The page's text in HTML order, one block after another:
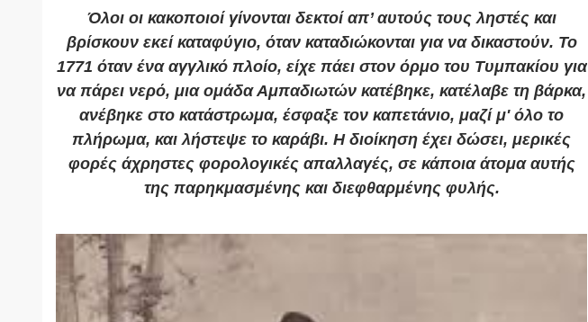
Όλοι οι κακοποιοί γίνονται δεκτοί απ’ αυτούς τους ληστές και
βρίσκουν εκεί καταφύγιο, όταν καταδιώκονται για να δικαστούν. Το
1771 όταν ένα αγγλικό πλοίο, είχε πάει στον όρμο του Τυμπακίου για
να πάρει νερό, μια ομάδα Αμπαδιωτών κατέβηκε, κατέλαβε τη βάρκα,
ανέβηκε στο κατάστρωμα, έσφαξε τον καπετάνιο, μαζί μ' όλο το
πλήρωμα, και λήστεψε το καράβι. Η διοίκηση έχει δώσει, μερικές
φορές άχρηστες φορολογικές απαλλαγές, σε κάποια άτομα αυτής
της παρηκμασμένης και διεφθαρμένης φυλής.